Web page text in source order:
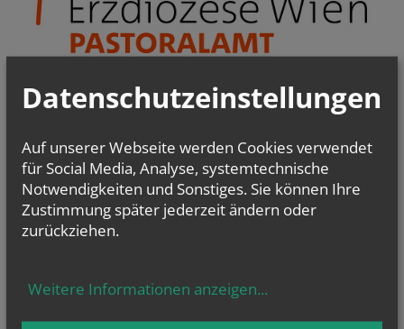
Pfarrgemeinderäte & Pastorale Strukturentwicklung
Bibel
- Liturgie - Kirchenraum
Kirche im Dialog
PfarrCaritas und Nächstenhilfe
Kirchenmusik
Datenschutzeinstellungen
Auf unserer Webseite werden Cookies verwendet
für Social Media, Analyse, systemtechnische
Notwendigkeiten und Sonstiges. Sie können Ihre
Zustimmung später jederzeit ändern oder
zurückziehen.
Weitere Informationen anzeigen...